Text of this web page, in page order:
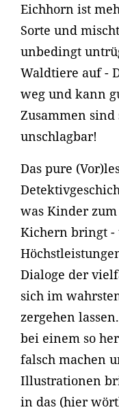
Eichhorn ist
Sorte und
unbedingt
Waldtiere auf -
weg und kann
Zusammen
unschlagbar!
Das pure
was Kinder
Kichern bringt -
Dialoge der
sich im
zergehen
bei einem so
falsch machen
Illustrationen
in das (hier